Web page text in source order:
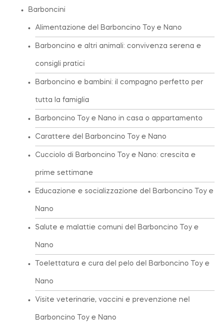
Barboncini
Alimentazione del Barboncino Toy e Nano
Barboncino e altri animali: convivenza serena e
consigli pratici
Barboncino e bambini: il compagno perfetto per
tutta la famiglia
Barboncino Toy e Nano in casa o appartamento
Carattere del Barboncino Toy e Nano
Cucciolo di Barboncino Toy e Nano: crescita e
prime settimane
Educazione e socializzazione del Barboncino Toy e
Nano
Salute e malattie comuni del Barboncino Toy e
Nano
Toelettatura e cura del pelo del Barboncino Toy e
Nano
Visite veterinarie, vaccini e prevenzione nel
Barboncino Toy e Nano